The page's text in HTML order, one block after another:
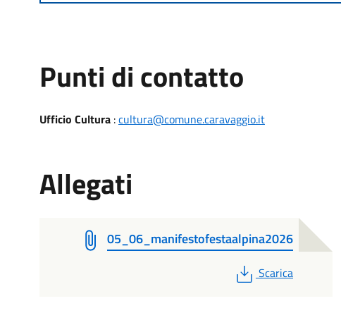
Punti di contatto
Ufficio Cultura:cultura@comune.caravaggio.it
Allegati
05_06_manifestofestaalpina2026
PDF
Scarica